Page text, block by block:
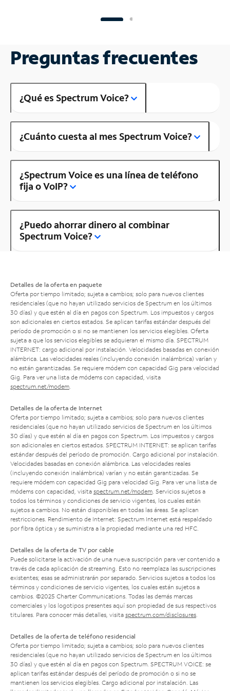
Preguntas frecuentes
¿Qué es Spectrum Voice?
¿Cuánto cuesta al mes Spectrum Voice?
¿Spectrum Voice es una línea de teléfono
fija o VoIP?
¿Puedo ahorrar dinero al combinar
Spectrum Voice?
Detalles de la oferta en paquete
Oferta por tiempo limitado; sujeta a cambios; solo para nuevos clientes
residenciales (que no hayan utilizado servicios de Spectrum en los últimos
30 días) y que estén al día en pagos con Spectrum. Los impuestos y cargos
son adicionales en ciertos estados. Se aplican tarifas estándar después del
período de promoción o si no se mantienen los servicios elegibles. Oferta
sujeta a que los servicios elegibles se adquieran el mismo día. SPECTRUM
INTERNET: cargo adicional por instalación. Velocidades basadas en conexión
alámbrica. Las velocidades reales (incluyendo conexión inalámbrica) varían y
no están garantizadas. Se requiere módem con capacidad Gig para velocidad
Gig. Para ver una lista de módems con capacidad, visita
spectrum.net/modem
Detalles de la oferta de Internet
Oferta por tiempo limitado; sujeta a cambios; solo para nuevos clientes
residenciales (que no hayan utilizado servicios de Spectrum en los últimos
30 días) y que estén al día en pagos con Spectrum. Los impuestos y cargos
son adicionales en ciertos estados. SPECTRUM INTERNET: se aplican tarifas
estándar después del período de promoción. Cargo adicional por instalación.
Velocidades basadas en conexión alámbrica. Las velocidades reales
(incluyendo conexión inalámbrica) varían y no están garantizadas. Se
requiere módem con capacidad Gig para velocidad Gig. Para ver una lista de
módems con capacidad, visita spectrum.net/modem . Servicios sujetos a
todos los términos y condiciones de servicio vigentes, los cuales están
sujetos a cambios. No están disponibles en todas las áreas. Se aplican
restricciones. Rendimiento de Internet: Spectrum Internet está respaldado
por fibra óptica y se suministra a la propiedad mediante una red HFC.
Detalles de la oferta de TV por cable
Puede solicitarse la activación de una nueva suscripción para ver contenido a
través de cada aplicación de streaming. Esto no reemplaza las suscripciones
existentes; esas se administrarán por separado. Servicios sujetos a todos los
términos y condiciones de servicio vigentes, los cuales están sujetos a
cambios. ©2025 Charter Communications. Todas las demás marcas
comerciales y los logotipos presentes aquí son propiedad de sus respectivos
titulares. Para conocer más detalles, visita spectrum.com/disclosures
Detalles de la oferta de teléfono residencial
Oferta por tiempo limitado; sujeta a cambios; solo para nuevos clientes
residenciales (que no hayan utilizado servicios de Spectrum en los últimos
30 días) y que estén al día en pagos con Spectrum. SPECTRUM VOICE: se
aplican tarifas estándar después del período de promoción o si no se
mantienen los servicios elegibles. Cargo adicional por instalación. Las